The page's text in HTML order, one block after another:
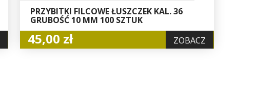
PRZYBITKI FILCOWE ŁUSZCZEK KAL. 36
GRUBOŚĆ 10 MM 100 SZTUK
45,00 zł ZOBACZ